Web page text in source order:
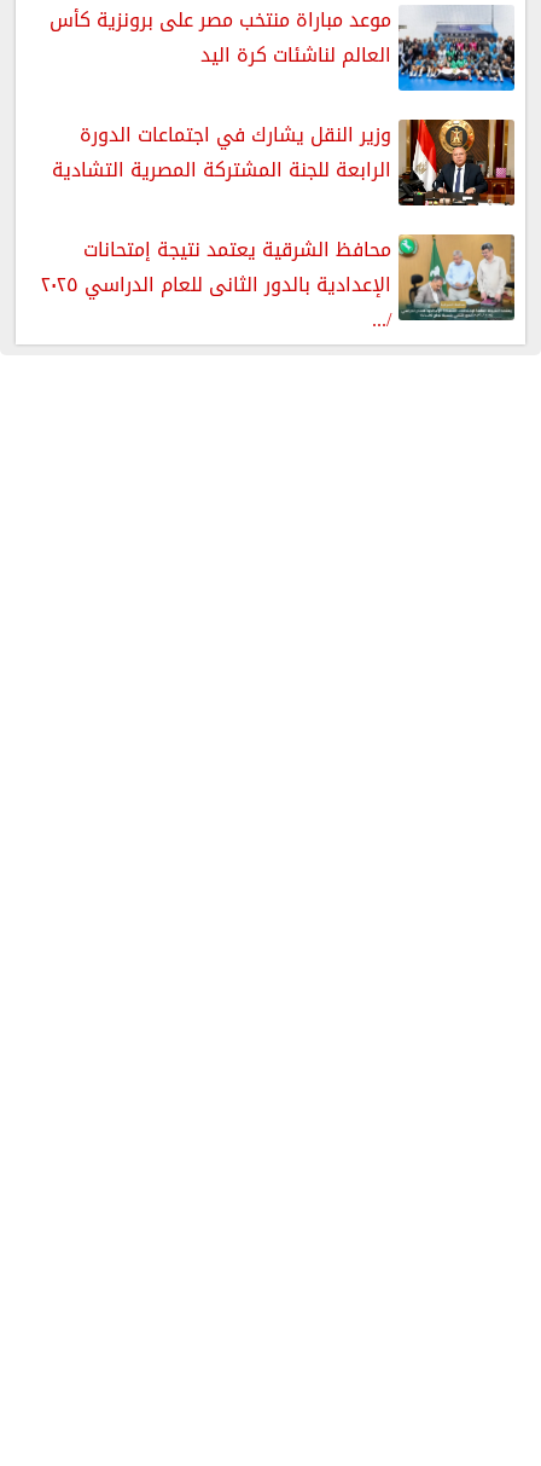
موعد مباراة منتخب مصر على برونزية كأس
العالم لناشئات كرة اليد
وزير النقل يشارك في اجتماعات الدورة
الرابعة للجنة المشتركة المصرية التشادية
محافظ الشرقية يعتمد نتيجة إمتحانات
الإعدادية بالدور الثانى للعام الدراسي ٢٠٢٥
/...